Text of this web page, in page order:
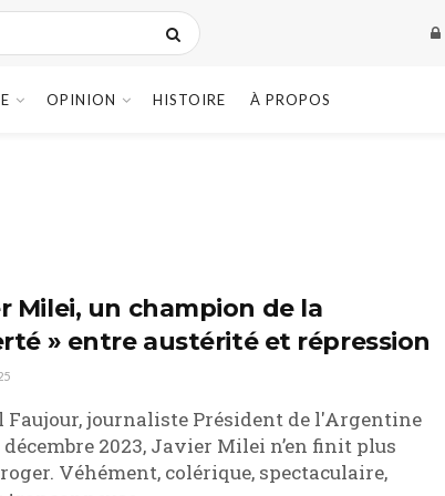
OPINION HISTOIRE À PROPOS
Milei, un champion de la
» entre austérité et répression
Faujour, journaliste Président de l'Argentine
2023, Javier Milei n’en finit plus
Véhément, colérique, spectaculaire,